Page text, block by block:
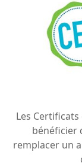
Les
bénéficier
remplacer un